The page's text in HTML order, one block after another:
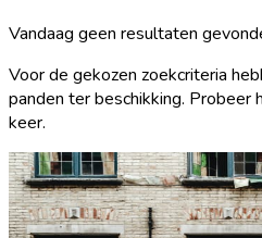
Vandaag geen resultaten
Voor de gekozen zoekcriteria
panden ter beschikking. Probeer
keer.